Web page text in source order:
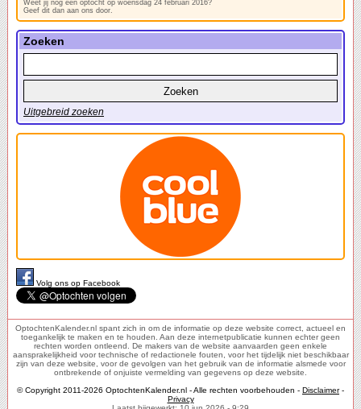
Weet jij nog een optocht op woensdag 24 februari 2016?
Geef dit dan aan ons door.
Zoeken
Uitgebreid zoeken
Volg ons op Facebook
OptochtenKalender.nl spant zich in om de informatie op deze website correct, actueel en
toegankelijk te maken en te houden. Aan deze internetpublicatie kunnen echter geen
rechten worden ontleend. De makers van de website aanvaarden geen enkele
aansprakelijkheid voor technische of redactionele fouten, voor het tijdelijk niet beschikbaar
zijn van deze website, voor de gevolgen van het gebruik van de informatie alsmede voor
ontbrekende of onjuiste vermelding van gegevens op deze website.
© Copyright 2011-2026 OptochtenKalender.nl - Alle rechten voorbehouden - Disclaimer-
Privacy